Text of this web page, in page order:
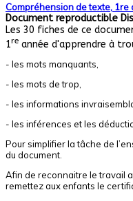
Compréhension de texte, 1re
Document reproductible
Les 30 fiches de ce
1re année d'apprendre à
- les mots manquants,
- les mots de trop,
- les informations
- les inférences et les
Pour simplifier la tâche de
du document.
Afin de reconnaitre le travail
remettez aux enfants le